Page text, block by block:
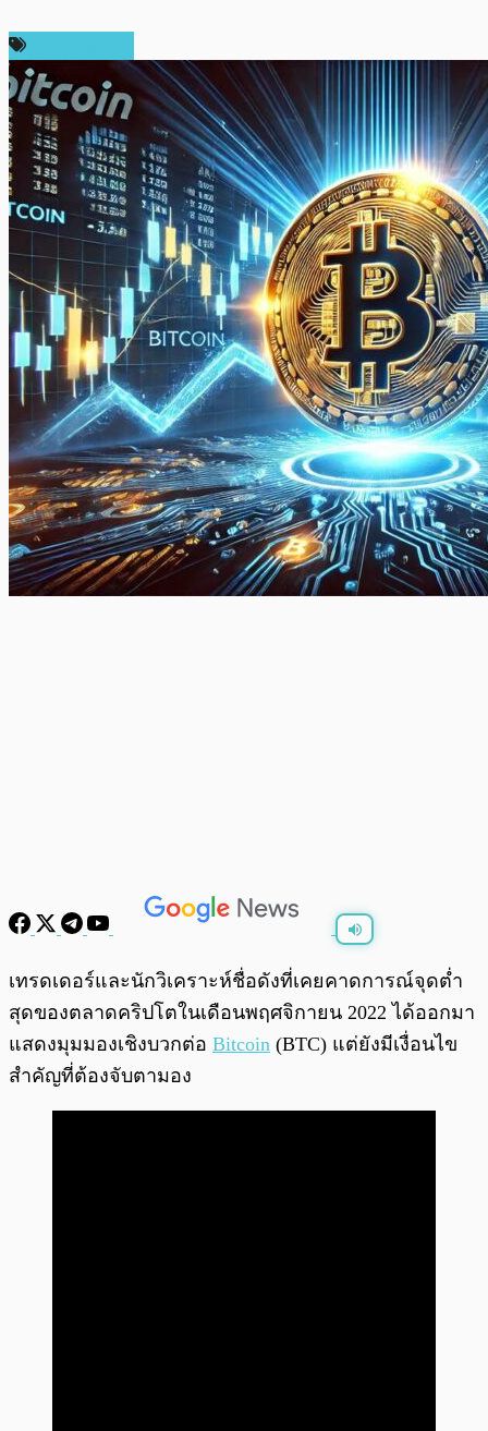
พร้อมเล่น /0:00
เทรดเดอร์และนักวิเคราะห์ชื่อดังที่เคยคาดการณ์จุดต่ำ
สุดของตลาดคริปโตในเดือนพฤศจิกายน 2022 ได้ออกมา
แสดงมุมมองเชิงบวกต่อ Bitcoin (BTC) แต่ยังมีเงื่อนไข
สำคัญที่ต้องจับตามอง